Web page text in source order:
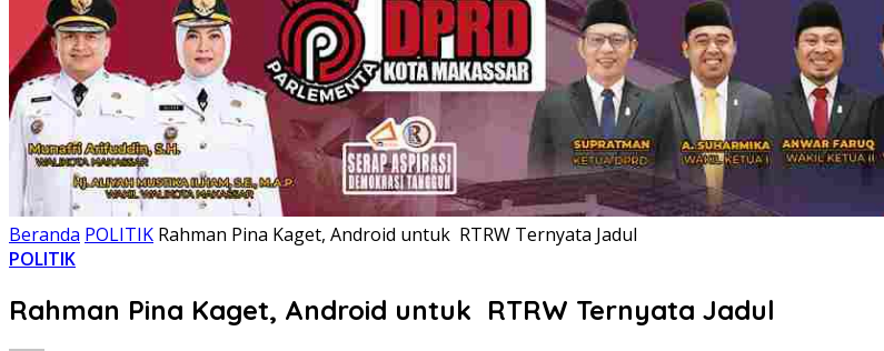
Beranda POLITIK Rahman Pina Kaget, Android untuk RTRW Ternyata Jadul
POLITIK
Rahman Pina Kaget, Android untuk RTRW Ternyata Jadul